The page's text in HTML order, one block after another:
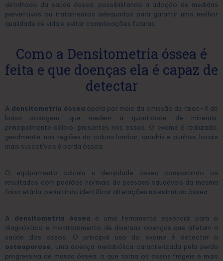
detalhado da saúde óssea, possibilitando a adoção de medidas
preventivas ou tratamentos adequados para garantir uma melhor
qualidade de vida e evitar complicações futuras.
Como a Densitometria óssea é
feita e que doenças ela é capaz de
detectar
A densitometria óssea opera por meio da emissão de raios-X de
baixa dosagem, que medem a quantidade de minerais,
principalmente cálcio, presentes nos ossos. O exame é realizado,
geralmente, nas regiões da coluna lombar, quadris e punhos, locais
mais suscetíveis à perda óssea.
O equipamento calcula a densidade óssea comparando os
resultados com padrões normais de pessoas saudáveis da mesma
faixa etária, permitindo identificar alterações na estrutura óssea.
A densitometria óssea é uma ferramenta essencial para o
diagnóstico e monitoramento de diversas doenças que afetam a
saúde dos ossos. O principal uso do exame é detectar a
osteoporose, uma doença metabólica caracterizada pela perda
progressiva de massa óssea, o que torna os ossos frágeis e mais